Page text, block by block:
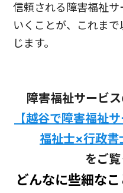
信頼される障害福祉
いくことが、これま
じます。
障害福祉サービ
【越谷で障害福祉
福祉士×行政書
をご覧
どんなに些細な